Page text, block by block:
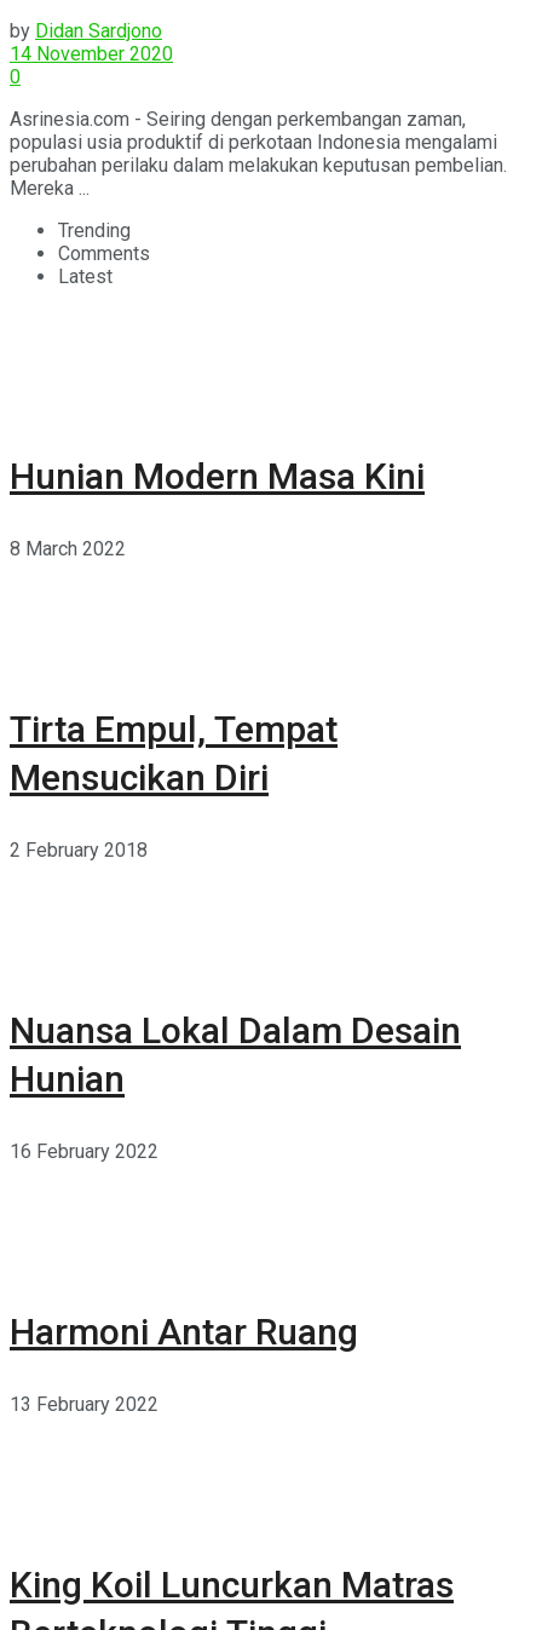
by Didan Sardjono
14 November 2020
0
Asrinesia.com - Seiring dengan perkembangan zaman,
populasi usia produktif di perkotaan Indonesia mengalami
perubahan perilaku dalam melakukan keputusan pembelian.
Mereka ...
Trending
Comments
Latest
Hunian Modern Masa Kini
8 March 2022
Tirta Empul, Tempat
Mensucikan Diri
2 February 2018
Nuansa Lokal Dalam Desain
Hunian
16 February 2022
Harmoni Antar Ruang
13 February 2022
King Koil Luncurkan Matras